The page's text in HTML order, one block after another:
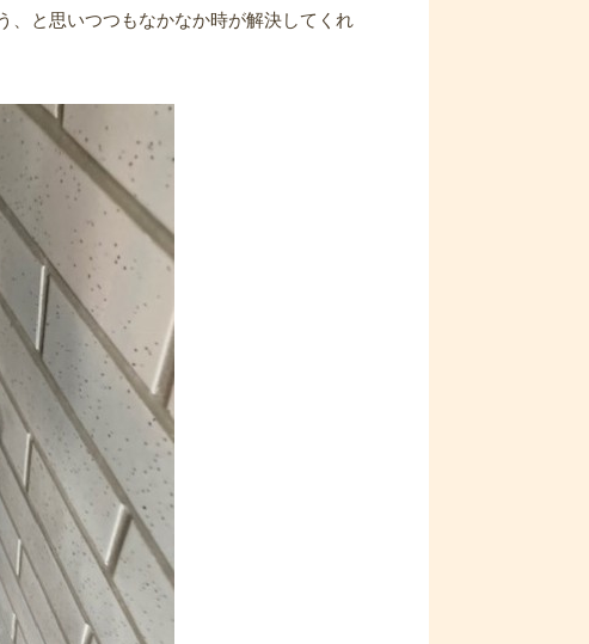
、と思いつつもなかなか時が解決してくれ